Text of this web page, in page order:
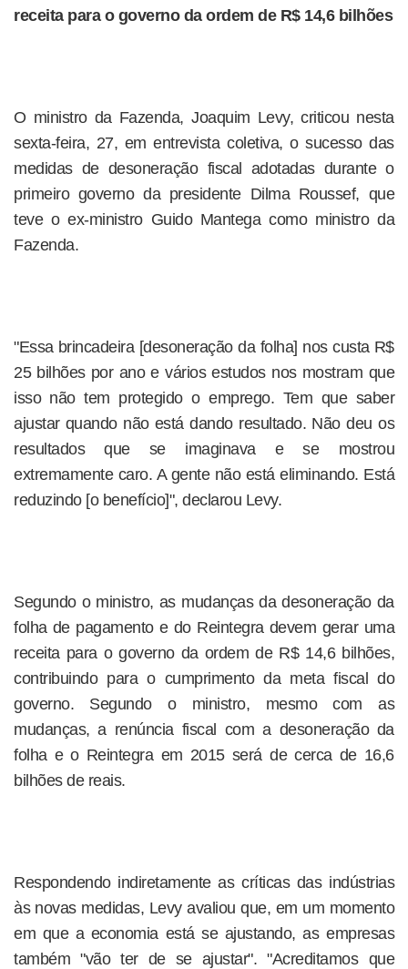
receita para o governo da ordem de R$ 14,6 bilhões
O ministro da Fazenda, Joaquim Levy, criticou nesta
sexta-feira, 27, em entrevista coletiva, o sucesso das
medidas de desoneração fiscal adotadas durante o
primeiro governo da presidente Dilma Roussef, que
teve o ex-ministro Guido Mantega como ministro da
Fazenda.
"Essa brincadeira [desoneração da folha] nos custa R$
25 bilhões por ano e vários estudos nos mostram que
isso não tem protegido o emprego. Tem que saber
ajustar quando não está dando resultado. Não deu os
resultados que se imaginava e se mostrou
extremamente caro. A gente não está eliminando. Está
reduzindo [o benefício]", declarou Levy.
Segundo o ministro, as mudanças da desoneração da
folha de pagamento e do Reintegra devem gerar uma
receita para o governo da ordem de R$ 14,6 bilhões,
contribuindo para o cumprimento da meta fiscal do
governo. Segundo o ministro, mesmo com as
mudanças, a renúncia fiscal com a desoneração da
folha e o Reintegra em 2015 será de cerca de 16,6
bilhões de reais.
Respondendo indiretamente as críticas das indústrias
às novas medidas, Levy avaliou que, em um momento
em que a economia está se ajustando, as empresas
também "vão ter de se ajustar". "Acreditamos que